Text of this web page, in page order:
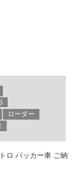
ローダー
ロ パッカー車 ご納